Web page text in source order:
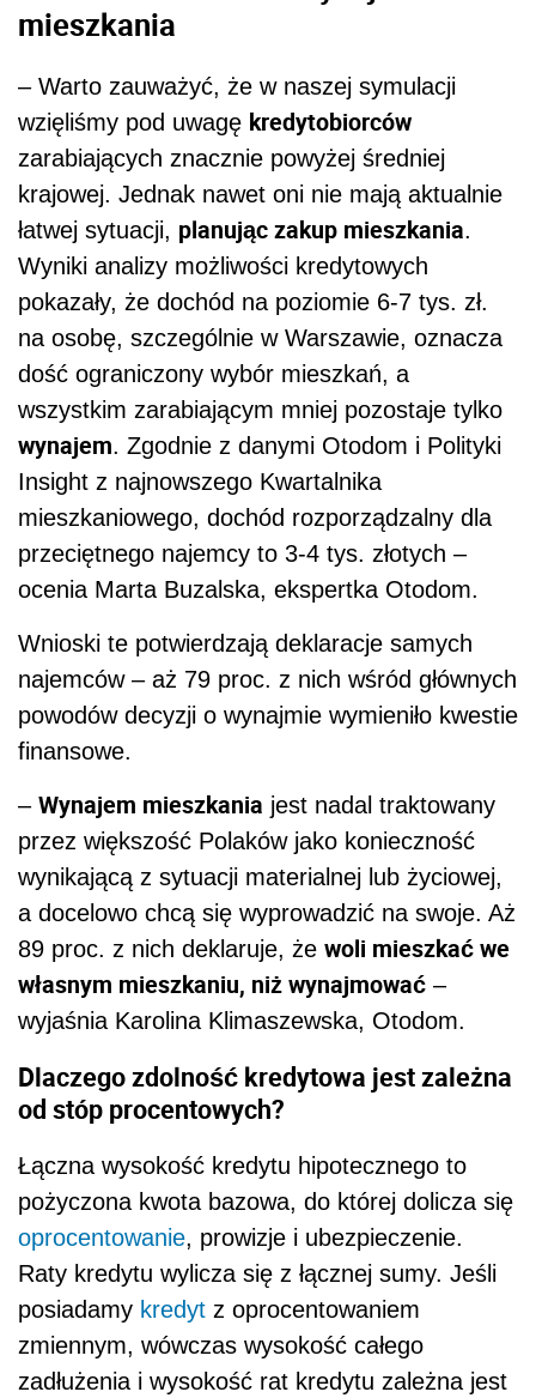
mieszkania
– Warto zauważyć, że w naszej symulacji
wzięliśmy pod uwagę kredytobiorców
zarabiających znacznie powyżej średniej
krajowej. Jednak nawet oni nie mają aktualnie
łatwej sytuacji, planując zakup mieszkania.
Wyniki analizy możliwości kredytowych
pokazały, że dochód na poziomie 6-7 tys. zł.
na osobę, szczególnie w Warszawie, oznacza
dość ograniczony wybór mieszkań, a
wszystkim zarabiającym mniej pozostaje tylko
wynajem. Zgodnie z danymi Otodom i Polityki
Insight z najnowszego Kwartalnika
mieszkaniowego, dochód rozporządzalny dla
przeciętnego najemcy to 3-4 tys. złotych –
ocenia Marta Buzalska, ekspertka Otodom.
Wnioski te potwierdzają deklaracje samych
najemców – aż 79 proc. z nich wśród głównych
powodów decyzji o wynajmie wymieniło kwestie
finansowe.
– Wynajem mieszkania jest nadal traktowany
przez większość Polaków jako konieczność
wynikającą z sytuacji materialnej lub życiowej,
a docelowo chcą się wyprowadzić na swoje. Aż
89 proc. z nich deklaruje, że woli mieszkać we
własnym mieszkaniu, niż wynajmować –
wyjaśnia Karolina Klimaszewska, Otodom.
Dlaczego zdolność kredytowa jest zależna
od stóp procentowych?
Łączna wysokość kredytu hipotecznego to
pożyczona kwota bazowa, do której dolicza się
oprocentowanie, prowizje i ubezpieczenie.
Raty kredytu wylicza się z łącznej sumy. Jeśli
posiadamy kredyt z oprocentowaniem
zmiennym, wówczas wysokość całego
zadłużenia i wysokość rat kredytu zależna jest